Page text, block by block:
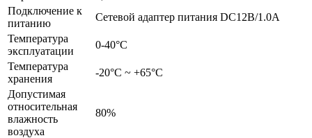
Подключение к
питанию
Сетевой адаптер питания DC12В/1.0A
Температура
эксплуатации
0-40°С
Температура
хранения
-20°С ~ +65°С
Допустимая
относительная
влажность
воздуха
80%